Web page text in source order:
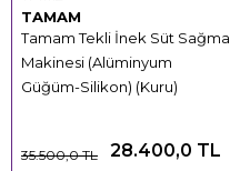
TAMAM
Tamam Tekli İnek Süt Sağma
Makinesi (Alüminyum
Güğüm-Silikon) (Kuru)
28.400,0 TL
35.500,0 TL